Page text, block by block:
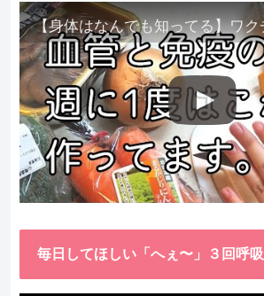
毎日してほしい「へぇ〜」３回呼吸